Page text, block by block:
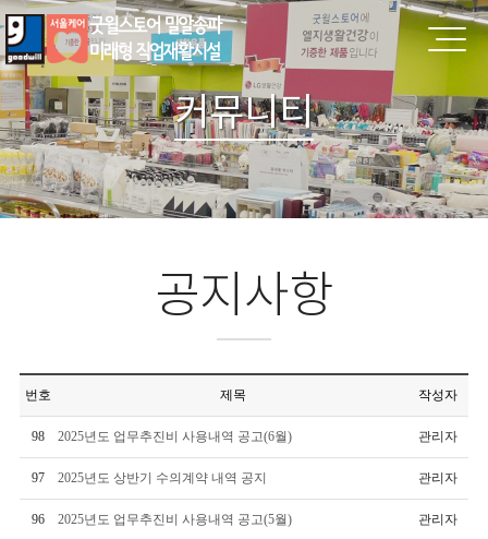
커뮤니티
공지사항
번호 제목 작성자
98 2025년도 업무추진비 사용내역 공고(6월) 관리자
97 2025년도 상반기 수의계약 내역 공지 관리자
96 2025년도 업무추진비 사용내역 공고(5월) 관리자